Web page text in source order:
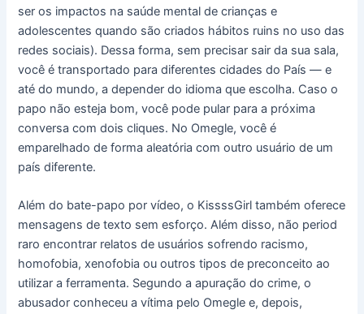
ser os impactos na saúde mental de crianças e
adolescentes quando são criados hábitos ruins no uso das
redes sociais). Dessa forma, sem precisar sair da sua sala,
você é transportado para diferentes cidades do País — e
até do mundo, a depender do idioma que escolha. Caso o
papo não esteja bom, você pode pular para a próxima
conversa com dois cliques. No Omegle, você é
emparelhado de forma aleatória com outro usuário de um
país diferente.
Além do bate-papo por vídeo, o KissssGirl também oferece
mensagens de texto sem esforço. Além disso, não period
raro encontrar relatos de usuários sofrendo racismo,
homofobia, xenofobia ou outros tipos de preconceito ao
utilizar a ferramenta. Segundo a apuração do crime, o
abusador conheceu a vítima pelo Omegle e, depois,